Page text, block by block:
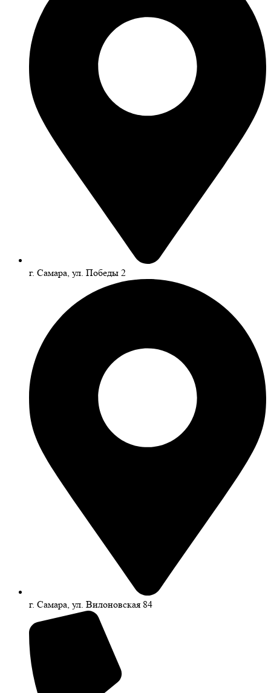
г. Самара, ул. Победы 2
г. Самара, ул. Вилоновская 84